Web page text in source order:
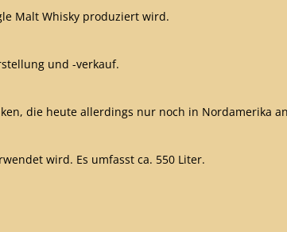
Malt Whisky produziert wird.
und -verkauf.
die heute allerdings nur noch in Nordamerika
wird. Es umfasst ca. 550 Liter.